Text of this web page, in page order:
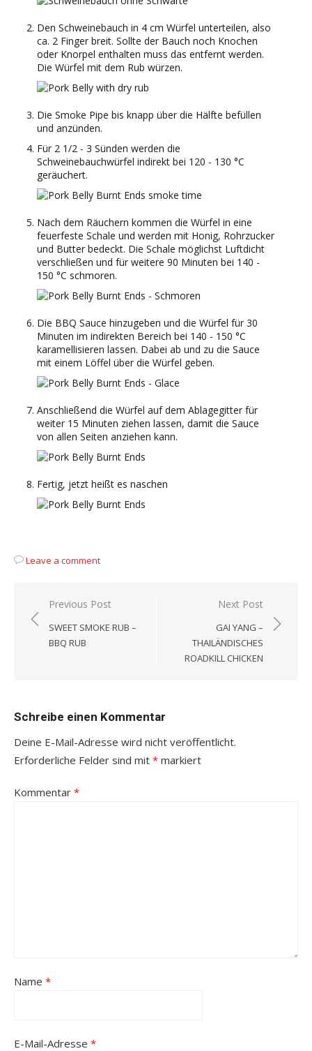
Den Schweinebauch in 4 cm Würfel unterteilen, also
ca. 2 Finger breit. Sollte der Bauch noch Knochen
oder Knorpel enthalten muss das entfernt werden.
Die Würfel mit dem Rub würzen.
Die Smoke Pipe bis knapp über die Hälfte befüllen
und anzünden.
Für 2 1/2 - 3 Sünden werden die
Schweinebauchwürfel indirekt bei 120 - 130 °C
geräuchert.
Nach dem Räuchern kommen die Würfel in eine
feuerfeste Schale und werden mit Honig, Rohrzucker
und Butter bedeckt. Die Schale möglichst Luftdicht
verschließen und für weitere 90 Minuten bei 140 -
150 °C schmoren.
Die BBQ Sauce hinzugeben und die Würfel für 30
Minuten im indirekten Bereich bei 140 - 150 °C
karamellisieren lassen. Dabei ab und zu die Sauce
mit einem Löffel über die Würfel geben.
Anschließend die Würfel auf dem Ablagegitter für
weiter 15 Minuten ziehen lassen, damit die Sauce
von allen Seiten anziehen kann.
Fertig, jetzt heißt es naschen
Leave a comment
Beitragsnavigation
Previous Post
SWEET SMOKE RUB –
BBQ RUB
Next Post
GAI YANG –
THAILÄNDISCHES
ROADKILL CHICKEN
Schreibe einen Kommentar
Deine E-Mail-Adresse wird nicht veröffentlicht.
Erforderliche Felder sind mit * markiert
Kommentar *
Name *
E-Mail-Adresse *